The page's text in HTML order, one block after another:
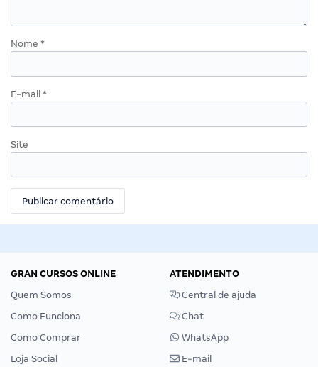
Nome *
E-mail *
Site
GRAN CURSOS ONLINE
Quem Somos
Como Funciona
Como Comprar
Loja Social
ATENDIMENTO
Central de ajuda
Chat
WhatsApp
E-mail